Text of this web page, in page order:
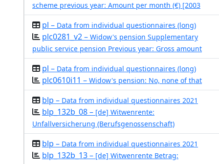
scheme previous year: Amount per month (€) [2003
pl – Data from individual questionnaires (long)
plc0281_v2 – Widow's pension Supplementary
public service pension Previous year: Gross amount
pl – Data from individual questionnaires (long)
plc0610i11 – Widow's pension: No, none of that
blp – Data from individual questionnaires 2021
blp_132b_08 – [de] Witwenrente:
Unfallversicherung (Berufsgenossenschaft)
blp – Data from individual questionnaires 2021
blp_132b_13 – [de] Witwenrente Betrag: